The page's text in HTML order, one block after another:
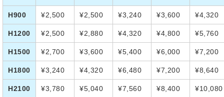
H900 ¥2,500 ¥2,500 ¥3,240 ¥3,600 ¥4,320
H1200 ¥2,500 ¥2,880 ¥4,320 ¥4,800 ¥5,760
H1500 ¥2,700 ¥3,600 ¥5,400 ¥6,000 ¥7,200
H1800 ¥3,240 ¥4,320 ¥6,480 ¥7,200 ¥8,640
H2100 ¥3,780 ¥5,040 ¥7,560 ¥8,400 ¥10,080